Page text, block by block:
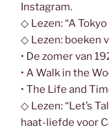
Instagram.
◇ Lezen: “A
◇ Lezen: boeken
• De zomer van
• A Walk in the
• The Life and
◇ Lezen: “Let’s
haat-liefde voor